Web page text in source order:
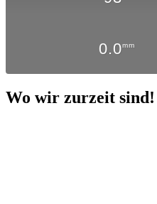
0.0mm
Wo wir zurzeit sind!